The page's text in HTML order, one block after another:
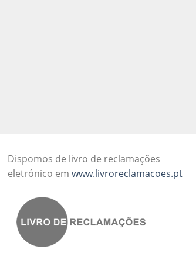
Dispomos de livro de reclamações
eletrónico em www.livroreclamacoes.pt